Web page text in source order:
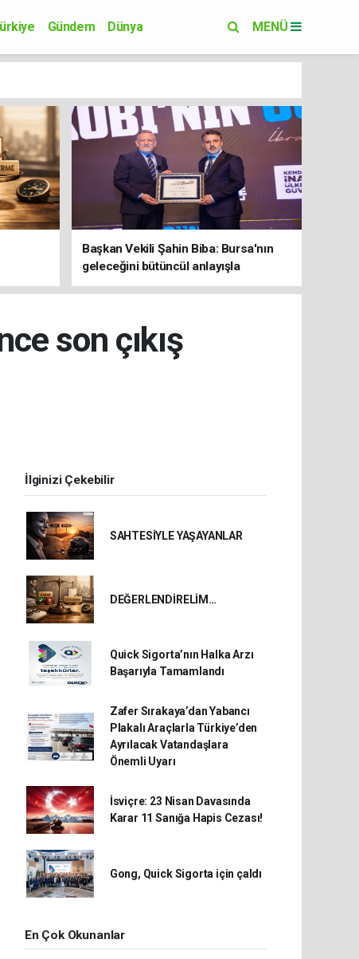
Gündem
Dünya
MENÜ
Başkan Vekili Şahin Biba: Bursa'nın
geleceğini bütüncül anlayışla
planlıyoruz
son çıkış
İlginizi Çekebilir
SAHTESİYLE YAŞAYANLAR
DEĞERLENDİRELİM…
Quick Sigorta’nın Halka Arzı
Başarıyla Tamamlandı
Zafer Sırakaya’dan Yabancı
Plakalı Araçlarla Türkiye’den
Ayrılacak Vatandaşlara
Önemli Uyarı
İsviçre: 23 Nisan Davasında
Karar 11 Sanığa Hapis Cezası!
Gong, Quick Sigorta için çaldı
En Çok Okunanlar